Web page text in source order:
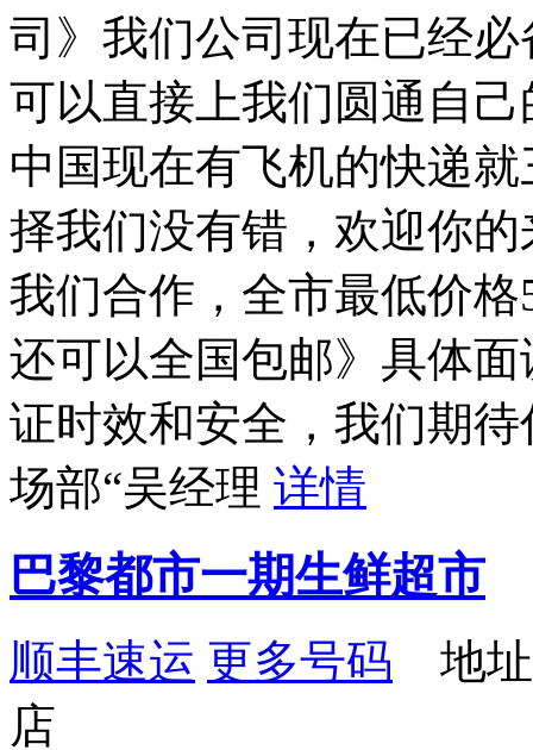
司》我们公司现在已经
可以直接上我们圆通自
中国现在有飞机的快递
择我们没有错，欢迎你
我们合作，全市最低价
还可以全国包邮》具体
证时效和安全，我们期
场部“吴经理 详情
巴黎都市一期生鲜超市
顺丰速运 更多号码 地址
店